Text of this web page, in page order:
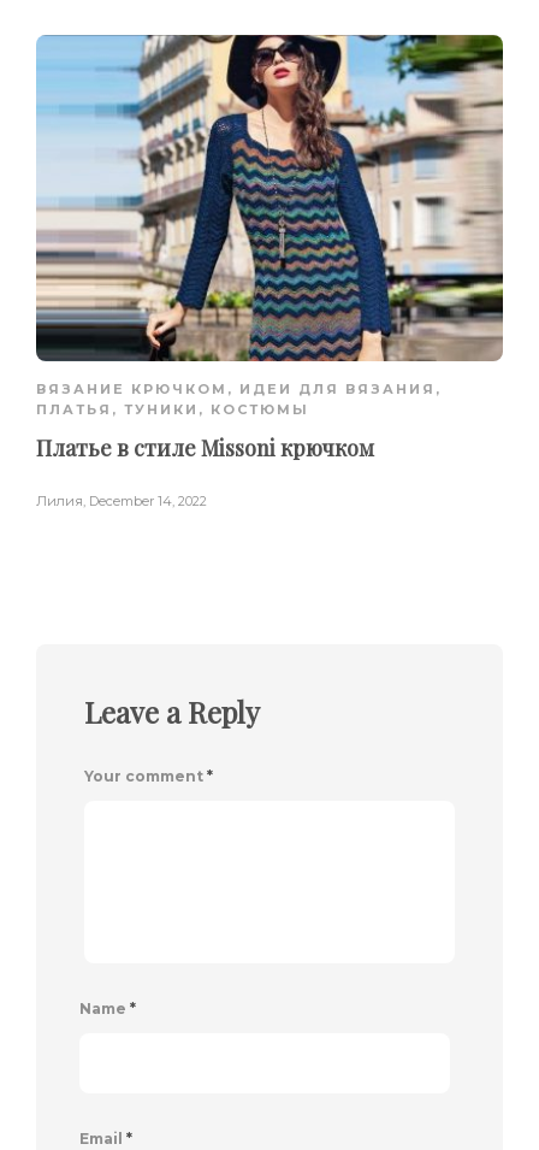
ВЯЗАНИЕ КРЮЧКОМ , ИДЕИ ДЛЯ ВЯЗАНИЯ ,
ПЛАТЬЯ, ТУНИКИ, КОСТЮМЫ
Платье в стиле Missoni крючком
Лилия, December 14, 2022
Leave a Reply
Your comment *
Name *
Email *